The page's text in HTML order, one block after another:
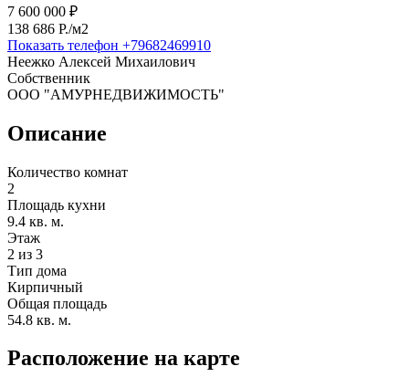
7 600 000 ₽
138 686 P./м2
Показать телефон +79682469910
Неежко Алексей Михаилович
Собственник
ООО "АМУРНЕДВИЖИМОСТЬ"
Описание
Количество комнат
2
Площадь кухни
9.4 кв. м.
Этаж
2 из 3
Тип дома
Кирпичный
Общая площадь
54.8 кв. м.
Расположение на карте